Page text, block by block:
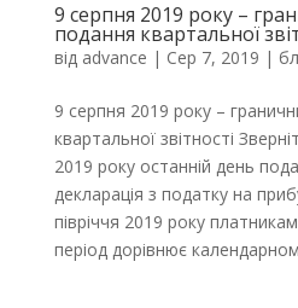
9 серпня 2019 року –
подання квартальної
від advance | Сер 7, 2019 |
9 серпня 2019 року –
квартальної звітності
2019 року останній день
декларація з податку на
півріччя 2019 року
період дорівнює